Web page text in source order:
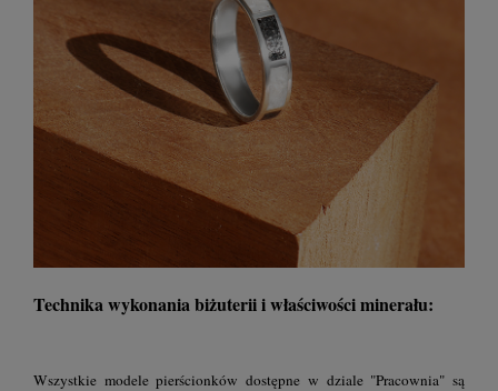
Technika wykonania biżuterii i właściwości minerału:
Wszystkie modele pierścionków dostępne w dziale "Pracownia" są